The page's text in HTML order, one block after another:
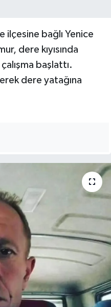
ilçesine bağlı Yenice
dere kıyısında
başlattı.
dere yatağına